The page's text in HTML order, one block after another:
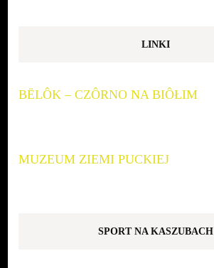
LINKI
BËLÔK – CZÔRNO NA BIÔŁIM
MUZEUM ZIEMI PUCKIEJ
SPORT NA KASZUBACH